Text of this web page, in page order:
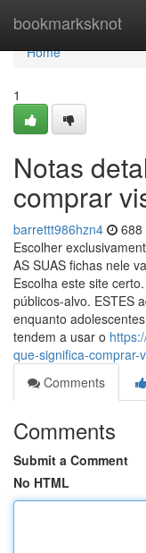
bookmarksknot
Home
Home
1
Notas
comprar
barrettt986hzn4 688
Escolher
AS SUAS fichas nele
Escolha este site
públicos-alvo. ESTES
enquanto
tendem a usar o
que-significa-comprar-
Comments
Comments
Submit a Comment
No HTML